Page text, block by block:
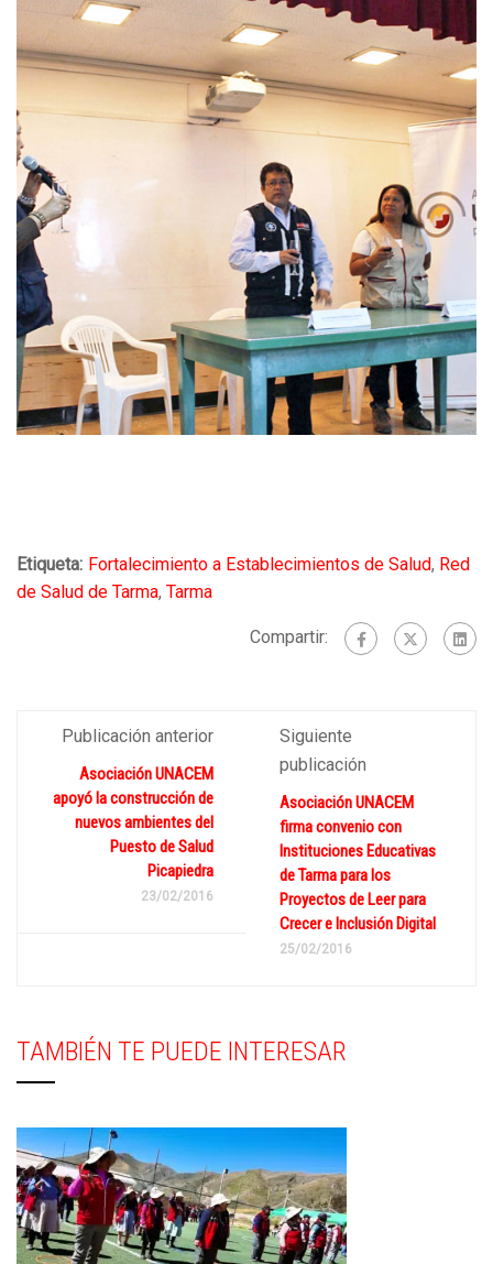
Etiqueta: Fortalecimiento a Establecimientos de Salud, Red
de Salud de Tarma, Tarma
Compartir:
Publicación anterior
Asociación UNACEM
apoyó la construcción de
nuevos ambientes del
Puesto de Salud
Picapiedra
23/02/2016
Siguiente
publicación
Asociación UNACEM
firma convenio con
Instituciones Educativas
de Tarma para los
Proyectos de Leer para
Crecer e Inclusión Digital
25/02/2016
TAMBIÉN TE PUEDE INTERESAR